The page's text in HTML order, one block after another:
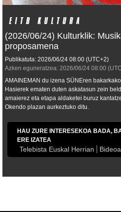
(2026/06/24) Kulturklik:
proposamena
Publikatuta: 2026/06/24 08:00 (UTC+2)
Azken eguneratzea: 2026/06/24 08:00
AMAINEMAN du izena SÜNEren
Hasierek ematen duten askatasun zein
amaierez eta etapa aldaketei buruz
Okendo plazan aurkeztuko ditu.
HAU ZURE INTERESEKOA BADA,
ERE IZATEA
Telebista Euskal Herrian